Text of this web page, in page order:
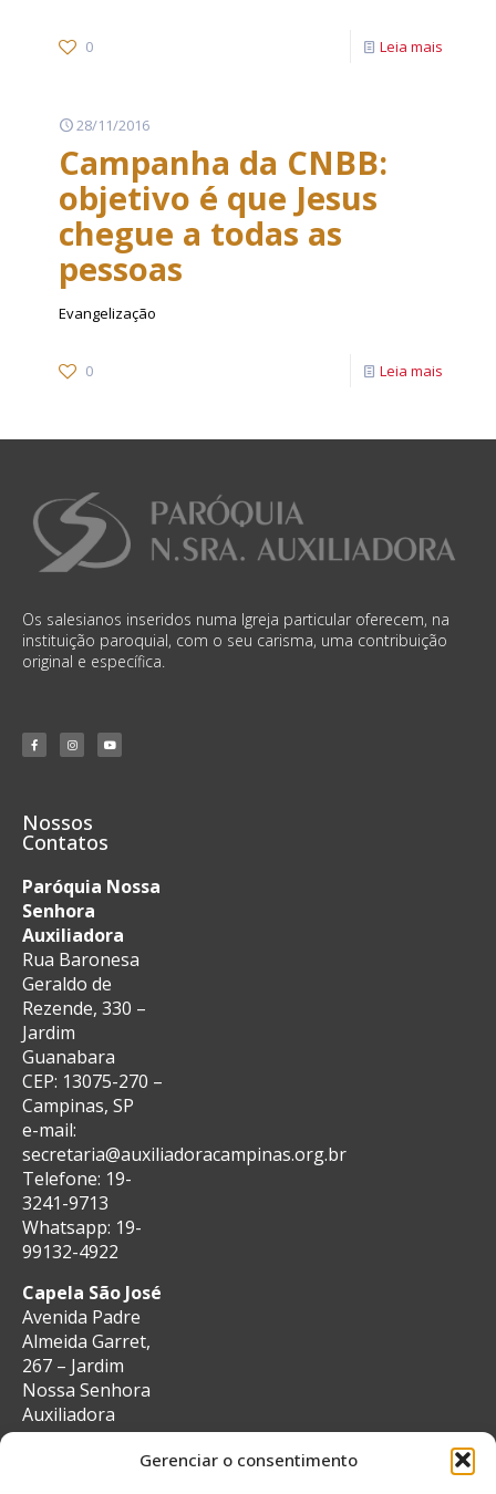
Gerenciar o consentimento
0 Leia mais
28/11/2016
Campanha da CNBB:
objetivo é que Jesus
chegue a todas as
pessoas
Evangelização
0 Leia mais
Os salesianos inseridos numa Igreja particular oferecem, na
instituição paroquial, com o seu carisma, uma contribuição
original e específica.
Nossos
Contatos
Paróquia Nossa
Senhora
Auxiliadora
Rua Baronesa
Geraldo de
Rezende, 330 –
Jardim
Guanabara
CEP: 13075-270 –
Campinas, SP
e-mail:
secretaria@auxiliadoracampinas.org.br
Telefone: 19-
3241-9713
Whatsapp: 19-
99132-4922
Capela São José
Avenida Padre
Almeida Garret,
267 – Jardim
Nossa Senhora
Auxiliadora
CEP: 13087-29 –